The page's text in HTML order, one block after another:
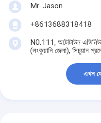
Mr. Jason
+8613688318418
N0.111, অটোটাউন
(লংকুয়ানি জেলা), সিচুয়ান
এখন